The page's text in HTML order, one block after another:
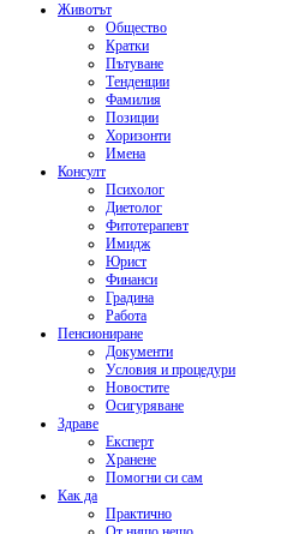
Животът
Общество
Кратки
Пътуване
Тенденции
Фамилия
Позиции
Хоризонти
Имена
Консулт
Психолог
Диетолог
Фитотерапевт
Имидж
Юрист
Финанси
Градина
Работа
Пенсиониране
Документи
Условия и процедури
Новостите
Осигуряване
Здраве
Експерт
Хранене
Помогни си сам
Как да
Практично